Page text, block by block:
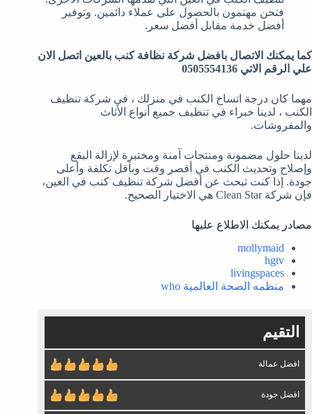
فنحن مهتمون بالحصول على عملاء دائمين. وتوفير
أفضل خدمة مقابل أفضل سعر.
كما يمكنك الاتصال بافضل شركة نظافة كنب بالعين اتصل الان
علي الرقم الاتي 0505554136
مهما كان درجة اتساخ الكنب في منزلك ، في شركة تنظيف
الكنب ، لدينا خبراء في تنظيف جميع أنواع الأثاث
والمفروشات.
لدينا حلول مضمونة ومنتجات آمنة ومختبرة لإزالة البقع
وإصلاح وتحديث الكنب في أقصر وقت وبأقل تكلفة وأعلى
جودة. إذا كنت تبحث عن أفضل شركة تنظيف كنب في العين،
فإن شركة Clean Star هي الاختيار الصحيح.
مصادر يمكنك الاطلاع عليها
mollymaid
hgtv
livingspaces
منظمه الصحة العالمية who
التقيم
افضل عمالة
افضل جودة